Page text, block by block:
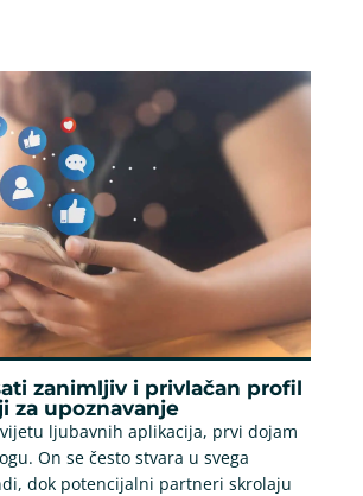
zanimljiv i privlačan profil
za upoznavanje
ljubavnih aplikacija, prvi dojam
On se često stvara u svega
dok potencijalni partneri skrolaju